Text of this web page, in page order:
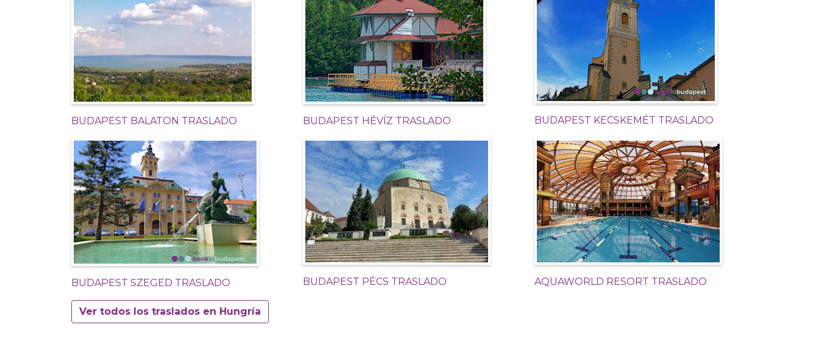
BUDAPEST BALATON TRASLADO BUDAPEST HÉVÍZ TRASLADO BUDAPEST KECSKEMÉT TRASLADO
BUDAPEST SZEGED TRASLADO BUDAPEST PÉCS TRASLADO AQUAWORLD RESORT TRASLADO
Ver todos los traslados en Hungría